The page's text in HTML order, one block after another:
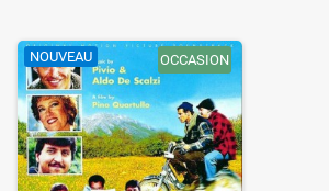
NOUVEAU OCCASION